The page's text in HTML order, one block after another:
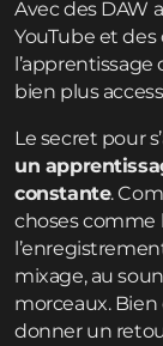
Avec des DAW
YouTube et
bien plus
Le secret pour
un
constante.
choses comme
mixage, au
morceaux. Bien
donner un